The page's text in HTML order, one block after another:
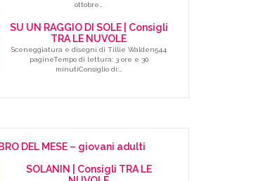
ottobre…
SU UN RAGGIO DI SOLE | Consigli
TRA LE NUVOLE
Sceneggiatura e disegni di Tillie Walden544
pagineTempo di lettura: 3 ore e 30
minutiConsiglio di:…
DEL MESE – giovani adulti
SOLANIN | Consigli TRA LE